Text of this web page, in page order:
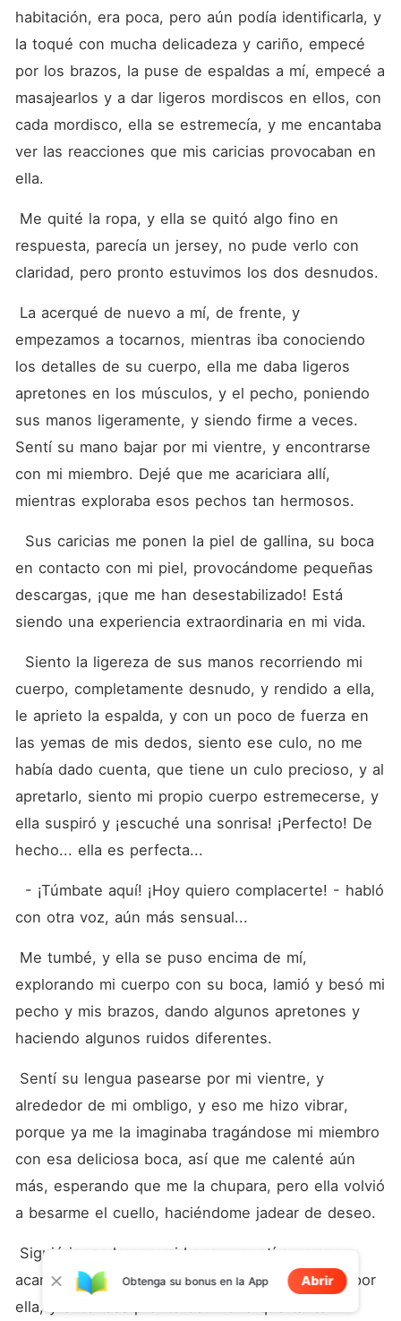
habitación, era poca, pero aún podía identificarla, y
la toqué con mucha delicadeza y cariño, empecé
por los brazos, la puse de espaldas a mí, empecé a
masajearlos y a dar ligeros mordiscos en ellos, con
cada mordisco, ella se estremecía, y me encantaba
ver las reacciones que mis caricias provocaban en
ella.
respuesta, parecía un jersey, no pude verlo con
claridad, pero pronto estuvimos los dos desnudos.
empezamos a tocarnos, mientras iba conociendo
los detalles de su cuerpo, ella me daba ligeros
apretones en los músculos, y el pecho, poniendo
sus manos ligeramente, y siendo firme a veces.
Sentí su mano bajar por mi vientre, y encontrarse
con mi miembro. Dejé que me acariciara allí,
mientras exploraba esos pechos tan hermosos.
en contacto con mi piel, provocándome pequeñas
descargas, ¡que me han desestabilizado! Está
siendo una experiencia extraordinaria en mi vida.
cuerpo, completamente desnudo, y rendido a ella,
le aprieto la espalda, y con un poco de fuerza en
las yemas de mis dedos, siento ese culo, no me
había dado cuenta, que tiene un culo precioso, y al
apretarlo, siento mi propio cuerpo estremecerse, y
ella suspiró y ¡escuché una sonrisa! ¡Perfecto! De
hecho... ella es perfecta...
con otra voz, aún más sensual...
explorando mi cuerpo con su boca, lamió y besó mi
pecho y mis brazos, dando algunos apretones y
haciendo algunos ruidos diferentes.
alrededor de mi ombligo, y eso me hizo vibrar,
porque ya me la imaginaba tragándose mi miembro
con esa deliciosa boca, así que me calenté aún
más, esperando que me la chupara, pero ella volvió
a besarme el cuello, haciéndome jadear de deseo.
acariciando mi duro miembro, que ya palpitaba por
ella, y entonces pronto ocurrió lo que tanto
Obtenga su bonus en la App Abrir